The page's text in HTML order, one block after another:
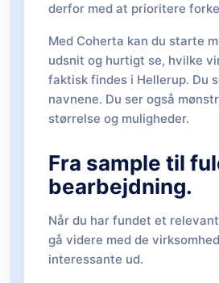
derfor med at prioritere
Med Coherta kan du starte
udsnit og hurtigt se, hvilke
faktisk findes i Hellerup. Du
navnene. Du ser også
størrelse og muligheder.
Fra sample til
bearbejdning.
Når du har fundet et
gå videre med de
interessante ud.